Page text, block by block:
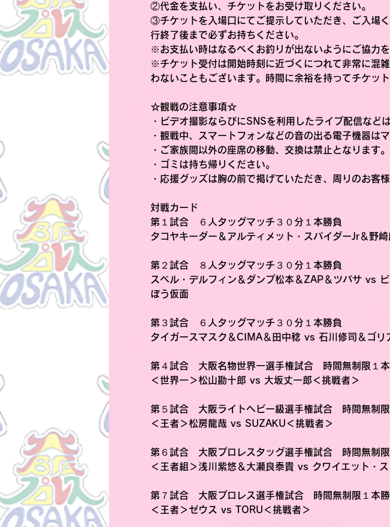
②代金を支払い、チケットをお受け取りください。
③チケットを入場口にてご提示していただき、ご入場
行終了後まで必ずお持ちください。
※お支払い時はなるべくお釣りが出ないようにご協力を
※チケット受付は開始時刻に近づくにつれて非常に混
わないこともございます。時間に余裕を持ってチケッ
☆観戦の注意事項☆
・ビデオ撮影ならびにSNSを利用したライブ配信など
・観戦中、スマートフォンなどの音の出る電子機器は
・ご家族間以外の座席の移動、交換は禁止となります
・ゴミは持ち帰りください。
・応援グッズは胸の前で掲げていただき、周りのお客
対戦カード
第１試合　６人タッグマッチ３０分１本勝負
タコヤキーダー＆アルティメット・スパイダーJr＆野
第２試合　８人タッグマッチ３０分１本勝負
スペル・デルフィン＆ダンプ松本＆ZAP＆ツバサ vs
ぼう仮面
第３試合　６人タッグマッチ３０分１本勝負
タイガースマスク＆CIMA＆田中稔 vs 石川修司＆ゴリ
第４試合　大阪名物世界一選手権試合　時間無制限１
＜世界一＞松山勘十郎 vs 大坂丈一郎＜挑戦者＞
第５試合　大阪ライトヘビー級選手権試合　時間無制
＜王者＞松房龍哉 vs SUZAKU＜挑戦者＞
第６試合　大阪プロレスタッグ選手権試合　時間無制
＜王者組＞浅川紫悠＆大瀬良泰貴 vs クワイエット・
第７試合　大阪プロレス選手権試合　時間無制限１本
＜王者＞ゼウス vs TORU＜挑戦者＞